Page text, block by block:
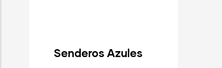
Senderos Azules